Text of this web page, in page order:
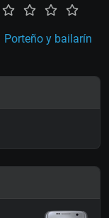
Porteño y bailarín